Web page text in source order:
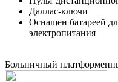
Даллас-ключи
Оснащен батареей
электропитания
Больничный